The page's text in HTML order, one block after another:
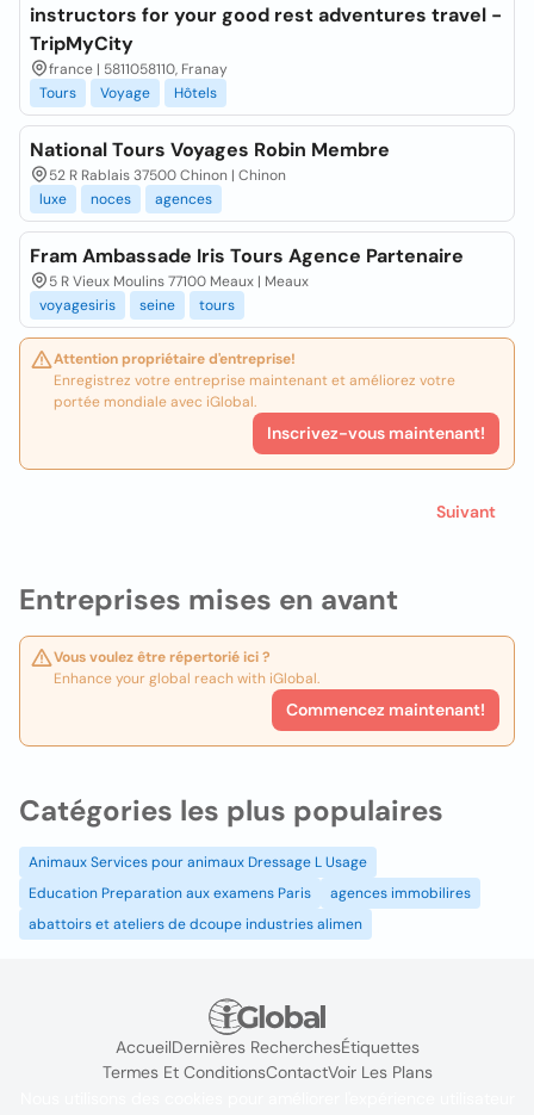
Entreprises mises en avant
Vous voulez être répertorié ici ?
Enhance your global reach with iGlobal.
Commencez maintenant!
instructors for your good rest adventures travel -
TripMyCity
france | 5811058110, Franay
Tours
Voyage Hôtels
National Tours Voyages Robin Membre
52 R Rablais 37500 Chinon | Chinon
luxe
noces agences
Fram Ambassade Iris Tours Agence Partenaire
5 R Vieux Moulins 77100 Meaux | Meaux
voyagesiris
seine tours
Attention propriétaire d'entreprise!
Enregistrez votre entreprise maintenant et améliorez votre
portée mondiale avec iGlobal.
Inscrivez-vous maintenant!
Suivant
Catégories les plus populaires
Animaux Services pour animaux Dressage L Usage
Education Preparation aux examens Paris
agences immobilires
abattoirs et ateliers de dcoupe industries alimen
AccueilDernières RecherchesÉtiquettes
Termes Et ConditionsContactVoir Les Plans